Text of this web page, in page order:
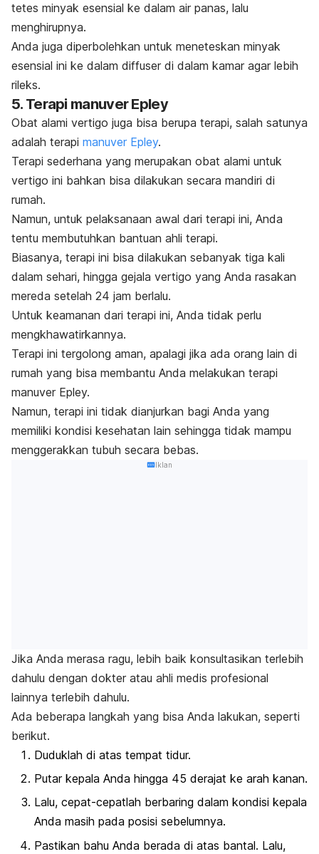
tetes minyak esensial ke dalam air panas, lalu
menghirupnya.
Anda juga diperbolehkan untuk meneteskan minyak
esensial ini ke dalam diffuser di dalam kamar agar lebih
rileks.
5. Terapi manuver Epley
Obat alami vertigo juga bisa berupa terapi, salah satunya
adalah terapi manuver Epley.
Terapi sederhana yang merupakan obat alami untuk
vertigo ini bahkan bisa dilakukan secara mandiri di
rumah.
Namun, untuk pelaksanaan awal dari terapi ini, Anda
tentu membutuhkan bantuan ahli terapi.
Biasanya, terapi ini bisa dilakukan sebanyak tiga kali
dalam sehari, hingga gejala vertigo yang Anda rasakan
mereda setelah 24 jam berlalu.
Untuk keamanan dari terapi ini, Anda tidak perlu
mengkhawatirkannya.
Terapi ini tergolong aman, apalagi jika ada orang lain di
rumah yang bisa membantu Anda melakukan terapi
manuver Epley.
Namun, terapi ini tidak dianjurkan bagi Anda yang
memiliki kondisi kesehatan lain sehingga tidak mampu
menggerakkan tubuh secara bebas.
Iklan
Jika Anda merasa ragu, lebih baik konsultasikan terlebih
dahulu dengan dokter atau ahli medis profesional
lainnya terlebih dahulu.
Ada beberapa langkah yang bisa Anda lakukan, seperti
berikut.
Duduklah di atas tempat tidur.
Putar kepala Anda hingga 45 derajat ke arah kanan.
Lalu, cepat-cepatlah berbaring dalam kondisi kepala
Anda masih pada posisi sebelumnya.
Pastikan bahu Anda berada di atas bantal. Lalu,